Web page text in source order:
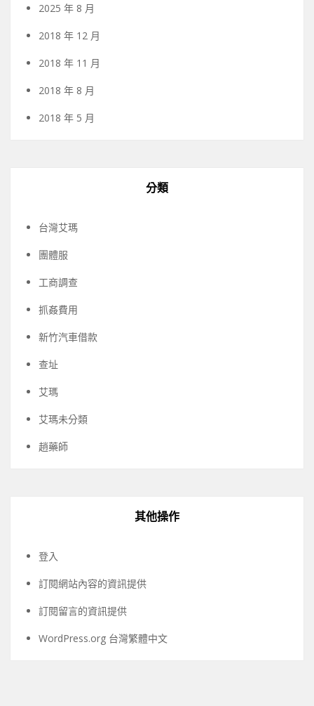
2025 年 8 月
2018 年 12 月
2018 年 11 月
2018 年 8 月
2018 年 5 月
分類
台灣艾瑪
團體服
工商調查
抓姦費用
新竹汽車借款
查址
艾瑪
艾瑪未分類
趙藥師
其他操作
登入
訂閱網站內容的資訊提供
訂閱留言的資訊提供
WordPress.org 台灣繁體中文